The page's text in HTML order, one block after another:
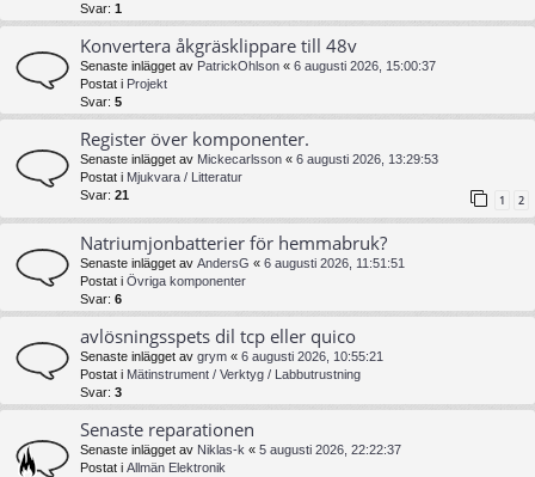
Svar: 1
Konvertera åkgräsklippare till 48v
Senaste inlägget av PatrickOhlson « 6 augusti 2026, 15:00:37
Postat i Projekt
Svar: 5
Register över komponenter.
Senaste inlägget av Mickecarlsson « 6 augusti 2026, 13:29:53
Postat i Mjukvara / Litteratur
Svar: 21 1 2
Natriumjonbatterier för hemmabruk?
Senaste inlägget av AndersG « 6 augusti 2026, 11:51:51
Postat i Övriga komponenter
Svar: 6
avlösningsspets dil tcp eller quico
Senaste inlägget av grym « 6 augusti 2026, 10:55:21
Postat i Mätinstrument / Verktyg / Labbutrustning
Svar: 3
Senaste reparationen
Senaste inlägget av Niklas-k « 5 augusti 2026, 22:22:37
Postat i Allmän Elektronik